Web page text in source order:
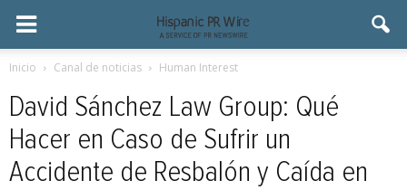
Inicio Canal de noticias Human Interest
David Sánchez Law Group: Qué
Hacer en Caso de Sufrir un
Accidente de Resbalón y Caída en